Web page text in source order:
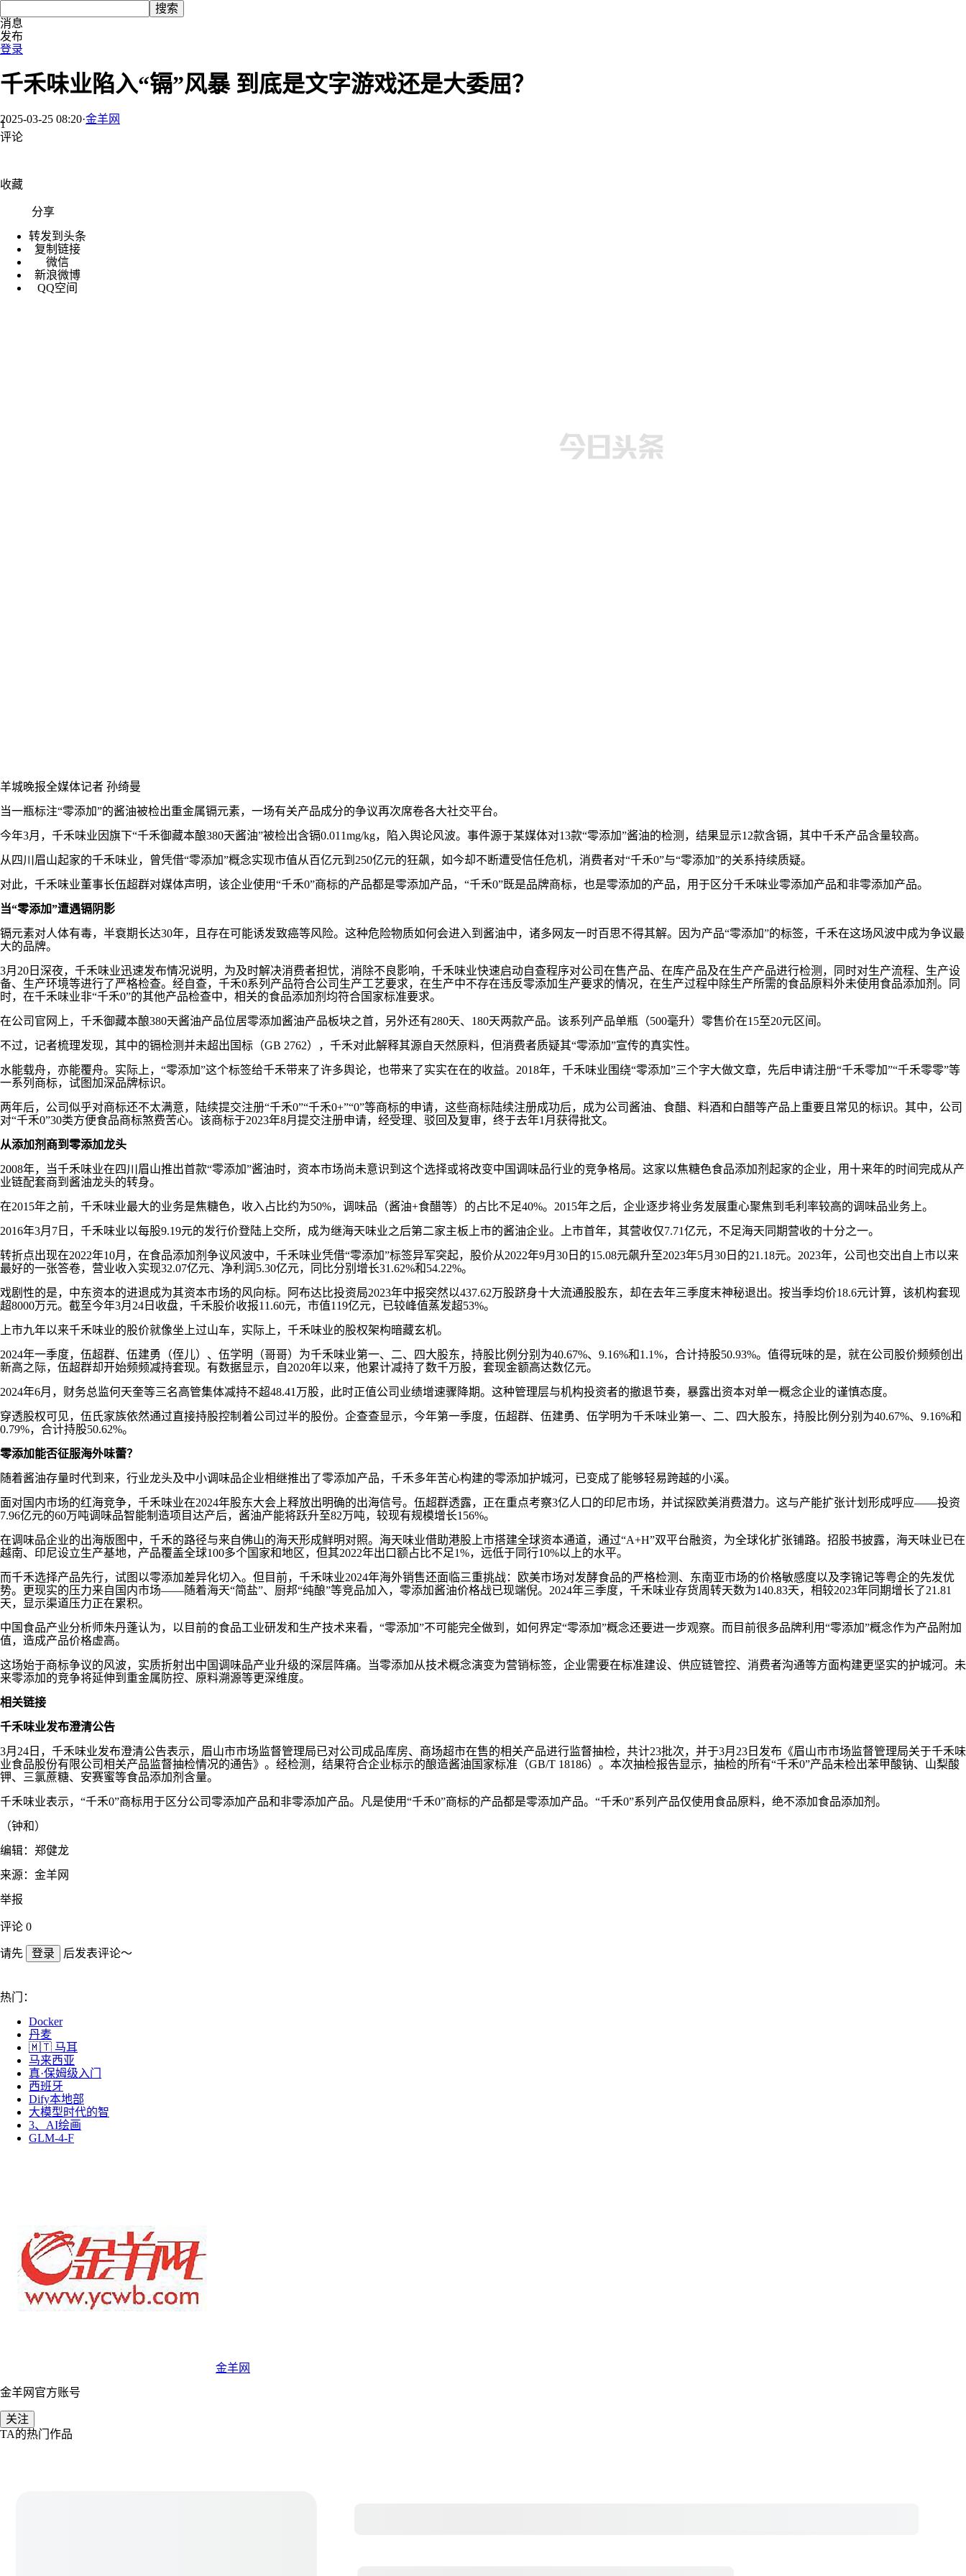
搜索
消息
发布
登录
1
评论
收藏
分享
转发到头条
复制链接
微信
新浪微博
QQ空间
千禾味业陷入“镉”风暴 到底是文字游戏还是大委屈？
2025-03-25 08:20·金羊网
羊城晚报全媒体记者 孙绮曼
当一瓶标注“零添加”的酱油被检出重金属镉元素，一场有关产品成分的争议再次席卷各大社交平台。
今年3月，千禾味业因旗下“千禾御藏本酿380天酱油”被检出含镉0.011mg/kg，陷入舆论风波。事件源于某媒体对13款“零添加”酱油的检测，结果显示12款含镉，其中千禾产品含量较高。
从四川眉山起家的千禾味业，曾凭借“零添加”概念实现市值从百亿元到250亿元的狂飙，如今却不断遭受信任危机，消费者对“千禾0”与“零添加”的关系持续质疑。
对此，千禾味业董事长伍超群对媒体声明，该企业使用“千禾0”商标的产品都是零添加产品，“千禾0”既是品牌商标，也是零添加的产品，用于区分千禾味业零添加产品和非零添加产品。
当“零添加”遭遇镉阴影
镉元素对人体有毒，半衰期长达30年，且存在可能诱发致癌等风险。这种危险物质如何会进入到酱油中，诸多网友一时百思不得其解。因为产品“零添加”的标签，千禾在这场风波中成为争议最
大的品牌。
3月20日深夜，千禾味业迅速发布情况说明，为及时解决消费者担忧，消除不良影响，千禾味业快速启动自查程序对公司在售产品、在库产品及在生产产品进行检测，同时对生产流程、生产设
备、生产环境等进行了严格检查。经自查，千禾0系列产品符合公司生产工艺要求，在生产中不存在违反零添加生产要求的情况，在生产过程中除生产所需的食品原料外未使用食品添加剂。同
时，在千禾味业非“千禾0”的其他产品检查中，相关的食品添加剂均符合国家标准要求。
在公司官网上，千禾御藏本酿380天酱油产品位居零添加酱油产品板块之首，另外还有280天、180天两款产品。该系列产品单瓶（500毫升）零售价在15至20元区间。
不过，记者梳理发现，其中的镉检测并未超出国标（GB 2762），千禾对此解释其源自天然原料，但消费者质疑其“零添加”宣传的真实性。
水能载舟，亦能覆舟。实际上，“零添加”这个标签给千禾带来了许多舆论，也带来了实实在在的收益。2018年，千禾味业围绕“零添加”三个字大做文章，先后申请注册“千禾零加”“千禾零零”等
一系列商标，试图加深品牌标识。
两年后，公司似乎对商标还不太满意，陆续提交注册“千禾0”“千禾0+”“0”等商标的申请，这些商标陆续注册成功后，成为公司酱油、食醋、料酒和白醋等产品上重要且常见的标识。其中，公司
对“千禾0”30类方便食品商标煞费苦心。该商标于2023年8月提交注册申请，经受理、驳回及复审，终于去年1月获得批文。
从添加剂商到零添加龙头
2008年，当千禾味业在四川眉山推出首款“零添加”酱油时，资本市场尚未意识到这个选择或将改变中国调味品行业的竞争格局。这家以焦糖色食品添加剂起家的企业，用十来年的时间完成从产
业链配套商到酱油龙头的转身。
在2015年之前，千禾味业最大的业务是焦糖色，收入占比约为50%，调味品（酱油+食醋等）的占比不足40%。2015年之后，企业逐步将业务发展重心聚焦到毛利率较高的调味品业务上。
2016年3月7日，千禾味业以每股9.19元的发行价登陆上交所，成为继海天味业之后第二家主板上市的酱油企业。上市首年，其营收仅7.71亿元，不足海天同期营收的十分之一。
转折点出现在2022年10月，在食品添加剂争议风波中，千禾味业凭借“零添加”标签异军突起，股价从2022年9月30日的15.08元飙升至2023年5月30日的21.18元。2023年，公司也交出自上市以来
最好的一张答卷，营业收入实现32.07亿元、净利润5.30亿元，同比分别增长31.62%和54.22%。
戏剧性的是，中东资本的进退成为其资本市场的风向标。阿布达比投资局2023年中报突然以437.62万股跻身十大流通股股东，却在去年三季度末神秘退出。按当季均价18.6元计算，该机构套现
超8000万元。截至今年3月24日收盘，千禾股价收报11.60元，市值119亿元，已较峰值蒸发超53%。
上市九年以来千禾味业的股价就像坐上过山车，实际上，千禾味业的股权架构暗藏玄机。
2024年一季度，伍超群、伍建勇（侄儿）、伍学明（哥哥）为千禾味业第一、二、四大股东，持股比例分别为40.67%、9.16%和1.1%，合计持股50.93%。值得玩味的是，就在公司股价频频创出
新高之际，伍超群却开始频频减持套现。有数据显示，自2020年以来，他累计减持了数千万股，套现金额高达数亿元。
2024年6月，财务总监何天奎等三名高管集体减持不超48.41万股，此时正值公司业绩增速骤降期。这种管理层与机构投资者的撤退节奏，暴露出资本对单一概念企业的谨慎态度。
穿透股权可见，伍氏家族依然通过直接持股控制着公司过半的股份。企查查显示，今年第一季度，伍超群、伍建勇、伍学明为千禾味业第一、二、四大股东，持股比例分别为40.67%、9.16%和
0.79%，合计持股50.62%。
零添加能否征服海外味蕾？
随着酱油存量时代到来，行业龙头及中小调味品企业相继推出了零添加产品，千禾多年苦心构建的零添加护城河，已变成了能够轻易跨越的小溪。
面对国内市场的红海竞争，千禾味业在2024年股东大会上释放出明确的出海信号。伍超群透露，正在重点考察3亿人口的印尼市场，并试探欧美消费潜力。这与产能扩张计划形成呼应——投资
7.96亿元的60万吨调味品智能制造项目达产后，酱油产能将跃升至82万吨，较现有规模增长156%。
在调味品企业的出海版图中，千禾的路径与来自佛山的海天形成鲜明对照。海天味业借助港股上市搭建全球资本通道，通过“A+H”双平台融资，为全球化扩张铺路。招股书披露，海天味业已在
越南、印尼设立生产基地，产品覆盖全球100多个国家和地区，但其2022年出口额占比不足1%，远低于同行10%以上的水平。
而千禾选择产品先行，试图以零添加差异化切入。但目前，千禾味业2024年海外销售还面临三重挑战：欧美市场对发酵食品的严格检测、东南亚市场的价格敏感度以及李锦记等粤企的先发优
势。更现实的压力来自国内市场——随着海天“简盐”、厨邦“纯酿”等竞品加入，零添加酱油价格战已现端倪。2024年三季度，千禾味业存货周转天数为140.83天，相较2023年同期增长了21.81
天，显示渠道压力正在累积。
中国食品产业分析师朱丹蓬认为，以目前的食品工业研发和生产技术来看，“零添加”不可能完全做到，如何界定“零添加”概念还要进一步观察。而目前很多品牌利用“零添加”概念作为产品附加
值，造成产品价格虚高。
这场始于商标争议的风波，实质折射出中国调味品产业升级的深层阵痛。当零添加从技术概念演变为营销标签，企业需要在标准建设、供应链管控、消费者沟通等方面构建更坚实的护城河。未
来零添加的竞争将延伸到重金属防控、原料溯源等更深维度。
相关链接
千禾味业发布澄清公告
3月24日，千禾味业发布澄清公告表示，眉山市市场监督管理局已对公司成品库房、商场超市在售的相关产品进行监督抽检，共计23批次，并于3月23日发布《眉山市市场监督管理局关于千禾味
业食品股份有限公司相关产品监督抽检情况的通告》。经检测，结果符合企业标示的酿造酱油国家标准（GB/T 18186）。本次抽检报告显示，抽检的所有“千禾0”产品未检出苯甲酸钠、山梨酸
钾、三氯蔗糖、安赛蜜等食品添加剂含量。
千禾味业表示，“千禾0”商标用于区分公司零添加产品和非零添加产品。凡是使用“千禾0”商标的产品都是零添加产品。“千禾0”系列产品仅使用食品原料，绝不添加食品添加剂。
（钟和）
编辑：郑健龙
来源：金羊网
举报
评论 0
请先 登录 后发表评论～
热门：
Docker
丹麦
🇲🇹 马耳
马来西亚
真·保姆级入门
西班牙
Dify本地部
大模型时代的智
3、AI绘画
GLM-4-F
金羊网
金羊网官方账号
关注
TA的热门作品